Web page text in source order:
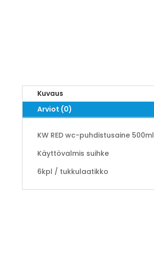
Kuvaus
Arviot (0)
KW RED wc-puhdistusaine 500ml
Käyttövalmis suihke
6kpl / tukkulaatikko